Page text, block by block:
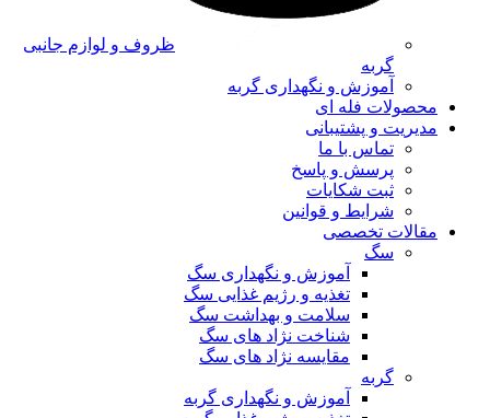
ظروف و لوازم جانبی
گربه
آموزش و نگهداری گربه
محصولات فله ای
مدیریت و پشتیبانی
تماس با ما
پرسش و پاسخ
ثبت شکایات
شرایط و قوانین
مقالات تخصصی
سگ
آموزش و نگهداری سگ
تغذیه و رژیم غذایی سگ
سلامت و بهداشت سگ
شناخت نژاد های سگ
مقایسه نژاد های سگ
گربه
آموزش و نگهداری گربه